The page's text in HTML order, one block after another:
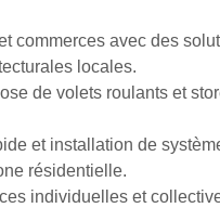
commerces avec des
locales.
de volets roulants et
et installation de
résidentielle.
individuelles et